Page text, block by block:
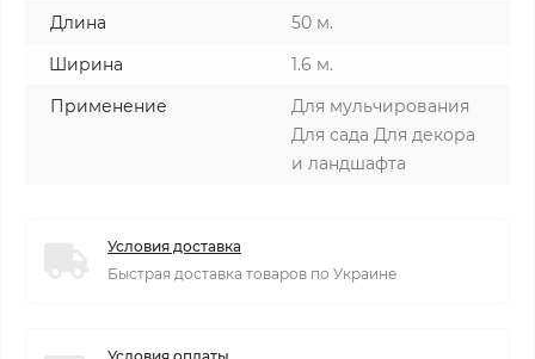
Длина
50 м.
Ширина
1.6 м.
Применение
Для мульчирования
Для сада Для декора
и ландшафта
Условия доставка
Быстрая доставка товаров по Украине
Условия оплаты